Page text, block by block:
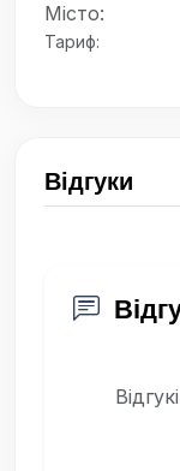
Місто:
Тариф:
Відгуки